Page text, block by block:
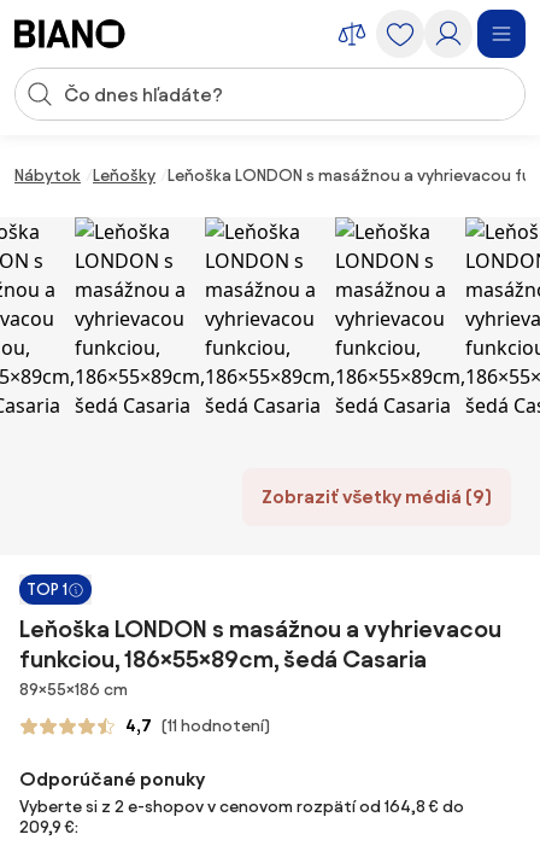
Vstup pre vyhľadávanie
Nábytok Leňošky Leňoška LONDON s masážnou a vyhrievacou
Zobraziť všetky médiá (9)
TOP 1
Leňoška LONDON s masážnou a vyhrievacou
funkciou, 186×55×89cm, šedá Casaria
Rozmery
89×55×186 cm
4,7 (11 hodnotení)
Odporúčané ponuky
Vyberte si z 2 e-shopov v cenovom rozpätí od 164,8 € do
209,9 €: